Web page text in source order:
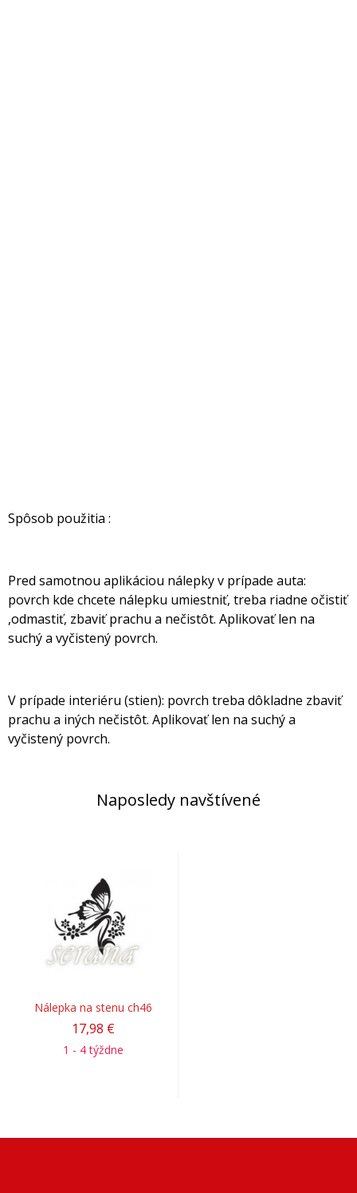
Spôsob použitia :
Pred samotnou aplikáciou nálepky v prípade auta:
povrch kde chcete nálepku umiestniť, treba riadne očistiť
,odmastiť, zbaviť prachu a nečistôt. Aplikovať len na
suchý a vyčistený povrch.
V prípade interiéru (stien): povrch treba dôkladne zbaviť
prachu a iných nečistôt. Aplikovať len na suchý a
vyčistený povrch.
Naposledy navštívené
Nálepka na stenu ch46
17,98 €
1 - 4 týždne